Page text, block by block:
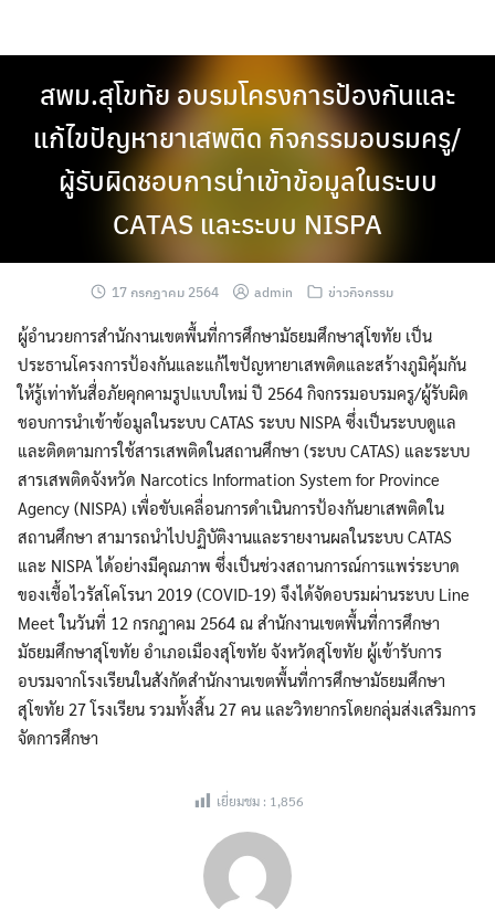
content
สพม.สุโขทัย อบรมโครงการป้องกันและ
แก้ไขปัญหายาเสพติด กิจกรรมอบรมครู/
ผู้รับผิดชอบการนำเข้าข้อมูลในระบบ
CATAS และระบบ NISPA
17 กรกฎาคม 2564 admin ข่าวกิจกรรม
ผู้อำนวยการสำนักงานเขตพื้นที่การศึกษามัธยมศึกษาสุโขทัย เป็น
ประธานโครงการป้องกันและแก้ไขปัญหายาเสพติดและสร้างภูมิคุ้มกัน
ให้รู้เท่าทันสื่อภัยคุกคามรูปแบบใหม่ ปี 2564 กิจกรรมอบรมครู/ผู้รับผิด
ชอบการนำเข้าข้อมูลในระบบ CATAS ระบบ NISPA ซึ่งเป็นระบบดูแล
และติดตามการใช้สารเสพติดในสถานศึกษา (ระบบ CATAS) และระบบ
สารเสพติดจังหวัด Narcotics Information System for Province
Agency (NISPA) เพื่อขับเคลื่อนการดำเนินการป้องกันยาเสพติดใน
สถานศึกษา สามารถนำไปปฏิบัติงานและรายงานผลในระบบ CATAS
และ NISPA ได้อย่างมีคุณภาพ ซึ่งเป็นช่วงสถานการณ์การแพร่ระบาด
ของเชื้อไวรัสโคโรนา 2019 (COVID-19) จึงได้จัดอบรมผ่านระบบ Line
Meet ในวันที่ 12 กรกฎาคม 2564 ณ สำนักงานเขตพื้นที่การศึกษา
มัธยมศึกษาสุโขทัย อำเภอเมืองสุโขทัย จังหวัดสุโขทัย ผู้เข้ารับการ
อบรมจากโรงเรียนในสังกัดสำนักงานเขตพื้นที่การศึกษามัธยมศึกษา
สุโขทัย 27 โรงเรียน รวมทั้งสิ้น 27 คน และวิทยากรโดยกลุ่มส่งเสริมการ
จัดการศึกษา
เยี่ยมชม : 1,856